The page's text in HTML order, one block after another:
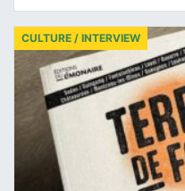
CULTURE / INTERVIEW